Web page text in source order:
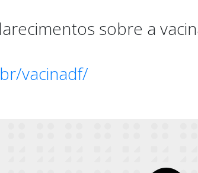
sobre a
vacinadf/